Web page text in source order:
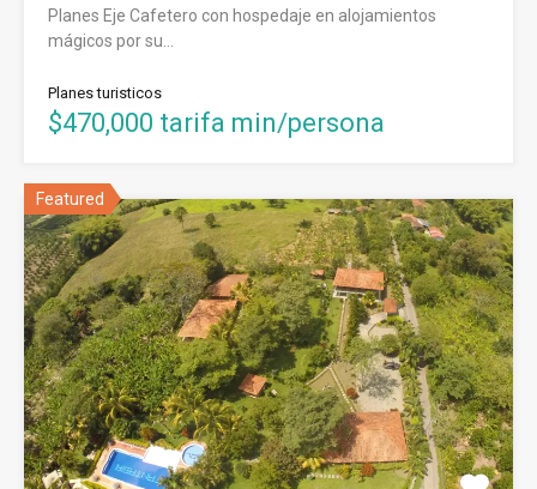
Planes Eje Cafetero con hospedaje en alojamientos
mágicos por su…
Planes turisticos
$470,000 tarifa min/persona
Featured